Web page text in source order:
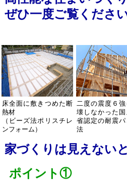
ぜひ一度ご覧ください
床全面に敷きつめた断
熱材
（ビーズ法ポリスチレ
ンフォーム）
二度の震度６
壊しなかった
省認定の耐震
法
家づくりは見えない
ポイント①